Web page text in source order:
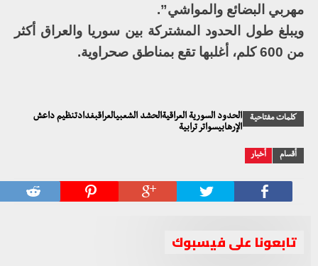
مهربي البضائع والمواشي”.
ويبلغ طول الحدود المشتركة بين سوريا والعراق أكثر
من 600 كلم، أغلبها تقع بمناطق صحراوية.
كلمات مفتاحية
الحدود السورية العراقيةالحشد الشعبيالعراقبغدادتنظيم داعش
الإرهابيسواتر ترابية
أقسام أخبار
تابعونا على فيسبوك